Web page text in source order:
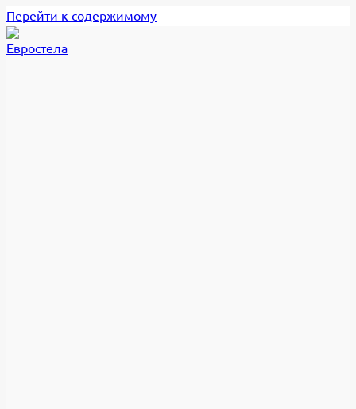
Перейти к содержимому